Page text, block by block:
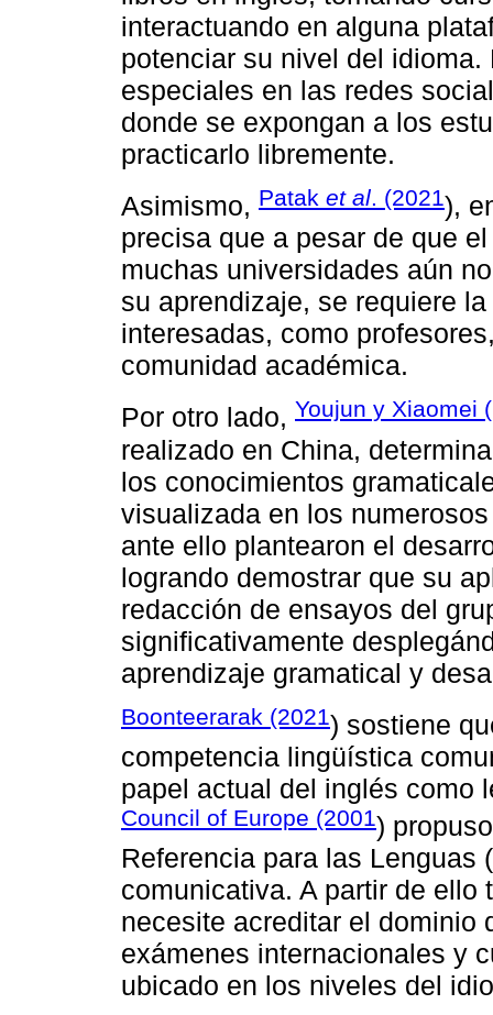
interactuando en alguna
potenciar su nivel del
especiales en las redes
donde se expongan a los
practicarlo libremente.
Asimismo, Patak et al. (2021),
precisa que a pesar de que
muchas universidades aún
su aprendizaje, se requiere
interesadas, como
comunidad académica.
Por otro lado, Youjun y Xiaomei
realizado en China,
los conocimientos
visualizada en los
ante ello plantearon el
logrando demostrar que su
redacción de ensayos del
significativamente
aprendizaje gramatical y
Boonteerarak (2021) sostiene
competencia lingüística
papel actual del inglés como
Council of Europe (2001)
Referencia para las Lenguas
comunicativa. A partir de
necesite acreditar el dominio
exámenes internacionales y
ubicado en los niveles del